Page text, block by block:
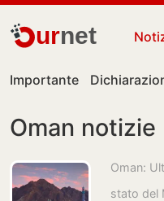
urnet
Importante
Oman notizie
Oman:
stato del